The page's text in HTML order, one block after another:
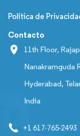
Política de
Contacto
11th Floor,
Nanakramguda
Hyderabad,
India
+1 617-765-2493